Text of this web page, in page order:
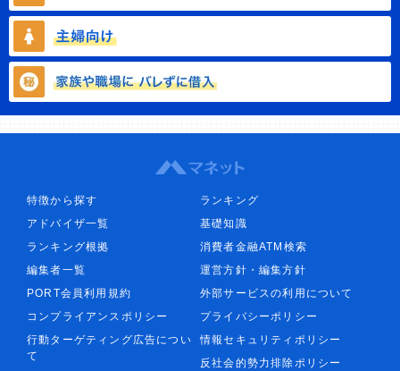
特徴から探す
ランキング
アドバイザ一覧
基礎知識
ランキング根拠
消費者金融ATM検索
編集者一覧
運営方針・編集方針
PORT会員利用規約
外部サービスの利用について
コンプライアンスポリシー
プライバシーポリシー
行動ターゲティング広告につい
て
情報セキュリティポリシー
反社会的勢力排除ポリシー